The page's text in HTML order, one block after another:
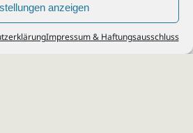
anzeigen
Impressum & Haftungsausschluss
- Steuerberatung Poll, Porz, Deutz, Mülheim,